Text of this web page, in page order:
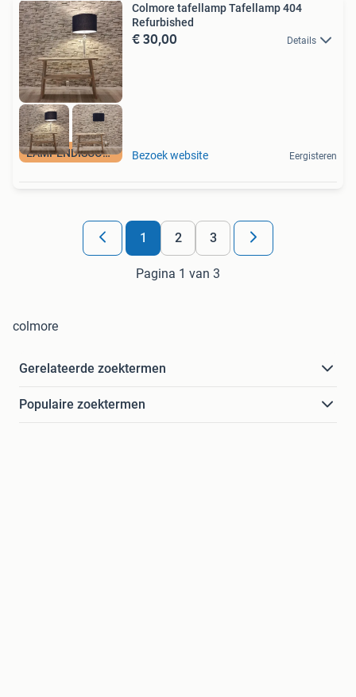
LAMPENDISCOUNT_NL
Colmore tafellamp Tafellamp 404
Refurbished
€ 30,00 Details
Bezoek website Eergisteren
1 2 3
Pagina 1 van 3
colmore
Gerelateerde zoektermen
Populaire zoektermen